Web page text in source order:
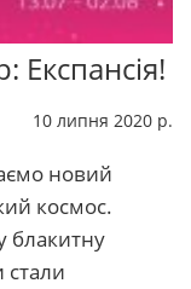
Експансія!
10 липня 2020 р.
новий
космос.
блакитну
стали